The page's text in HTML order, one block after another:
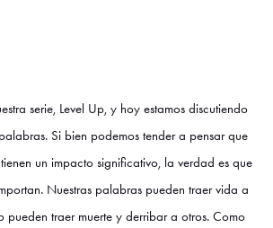
serie, Level Up, y hoy estamos discutiendo
Si bien podemos tender a pensar que
un impacto significativo, la verdad es que
Nuestras palabras pueden traer vida a
pueden traer muerte y derribar a otros. Como